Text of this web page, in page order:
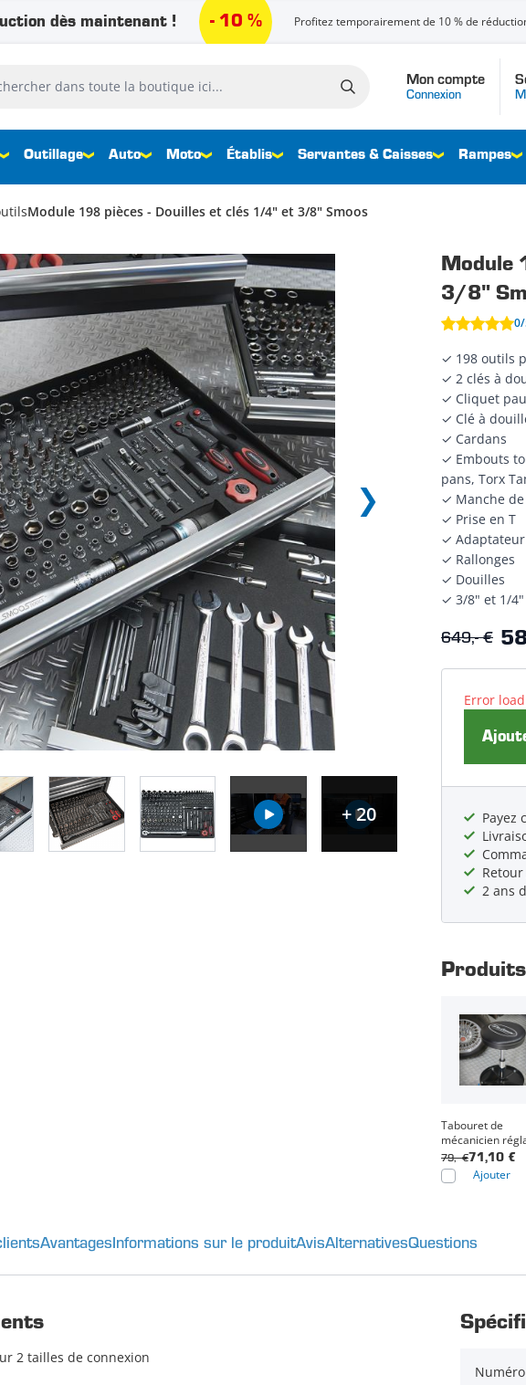
dès maintenant ! - 10 % Profitez temporairement de 10 % de
Mon compte
Connexion
dans toute la boutique ici...
Outillage Auto Moto Établis Servantes & Caisses Rampes
Module 198 pièces - Douilles et clés 1/4" et 3/8" Smoos
+ 20
Module
3/8"
✓ 198 outils
✓ 2 clés à
✓ Cliquet
✓ Clé à
✓ Cardans
✓ Embouts
pans, Torx
✓ Manche
✓ Prise en T
✓
✓ Rallonges
✓ Douilles
✓ 3/8" et 1/4"
649,- €
Error
Payez
2 ans
Tabouret de
mécanicien
71,10 €
79,- €
Ajouter
AvantagesInformations sur le produitAvisAlternativesQuestions
2 tailles de connexion